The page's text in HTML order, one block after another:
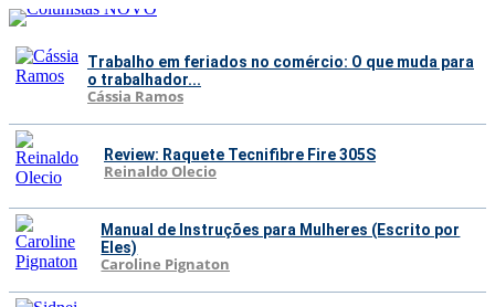
Trabalho em feriados no comércio: O que muda para
o trabalhador...
Cássia Ramos
Review: Raquete Tecnifibre Fire 305S
Reinaldo Olecio
Manual de Instruções para Mulheres (Escrito por
Eles)
Caroline Pignaton